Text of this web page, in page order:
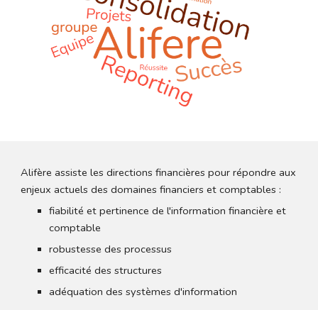
Alifère assiste les directions financières pour répondre aux
enjeux actuels des domaines financiers et comptables :
fiabilité et pertinence de l'information financière et
comptable
robustesse des processus
efficacité des structures
adéquation des systèmes d'information